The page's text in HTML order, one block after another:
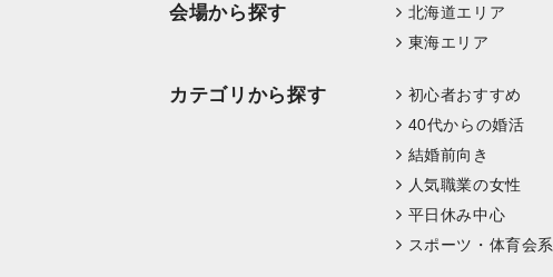
会場から探す 北海道エリア
東海エリア
カテゴリから探す 初心者おすすめ
40代からの婚活
結婚前向き
人気職業の女性
平日休み中心
スポーツ・体育会系